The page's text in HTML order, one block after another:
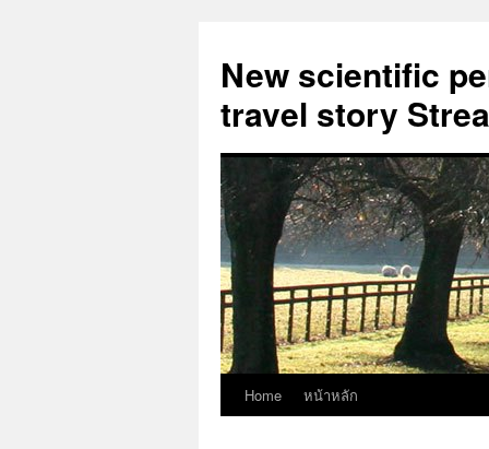
New scientific
travel story
SkipHome หน้าหลัก